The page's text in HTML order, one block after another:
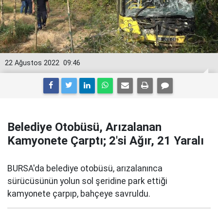
09:46
22 Ağustos 2022
Belediye Otobüsü, Arızalanan
Kamyonete Çarptı; 2'si Ağır, 21 Yaralı
BURSA'da belediye otobüsü, arızalanınca
sürücüsünün yolun sol şeridine park ettiği
kamyonete çarpıp, bahçeye savruldu.